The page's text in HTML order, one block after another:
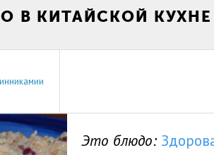
В КИТАЙСКОЙ КУХНЕ
Это блюдо: